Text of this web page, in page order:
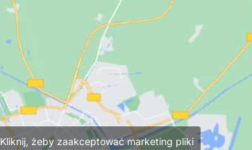
Kliknij, żeby zaakceptować marketing pliki